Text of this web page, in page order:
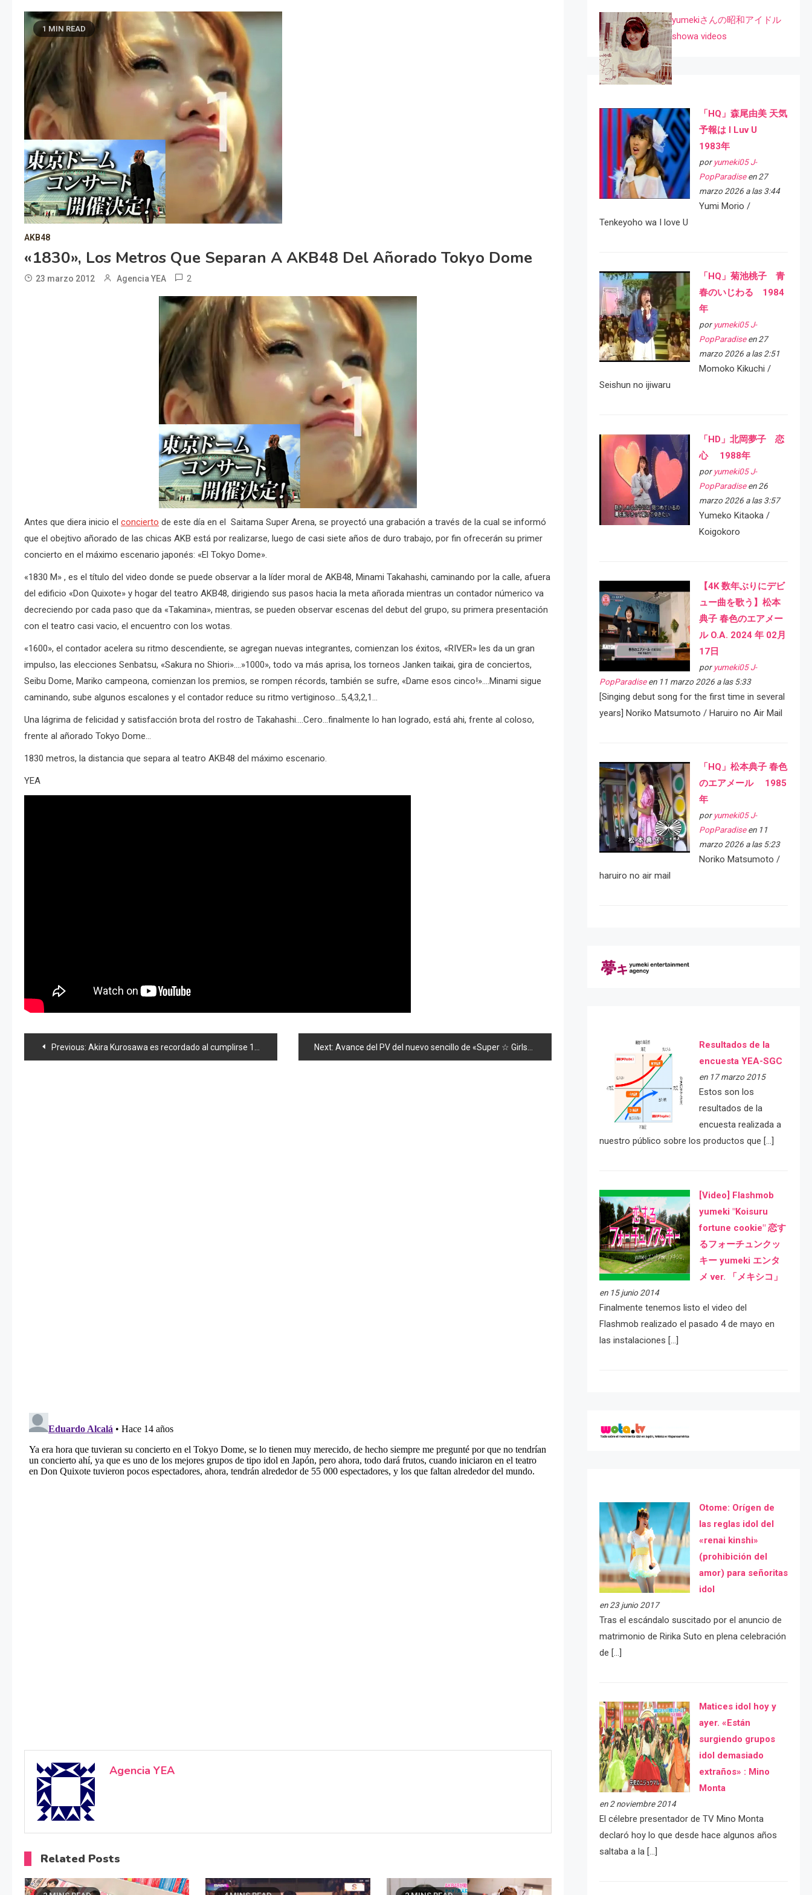
1 MIN READ
AKB48
«1830», Los Metros Que Separan A AKB48 Del Añorado Tokyo Dome
23 marzo 2012 Agencia YEA 2
Antes que diera inicio el concierto de este día en el Saitama Super Arena, se proyectó una grabación a través de la cual se informó
que el obejtivo añorado de las chicas AKB está por realizarse, luego de casi siete años de duro trabajo, por fin ofrecerán su primer
concierto en el máximo escenario japonés: «El Tokyo Dome».
«1830 M» , es el título del video donde se puede observar a la líder moral de AKB48, Minami Takahashi, caminando por la calle, afuera
del edificio «Don Quixote» y hogar del teatro AKB48, dirigiendo sus pasos hacia la meta añorada mientras un contador númerico va
decreciendo por cada paso que da «Takamina», mientras, se pueden observar escenas del debut del grupo, su primera presentación
con el teatro casi vacio, el encuentro con los wotas.
«1600», el contador acelera su ritmo descendiente, se agregan nuevas integrantes, comienzan los éxitos, «RIVER» les da un gran
impulso, las elecciones Senbatsu, «Sakura no Shiori»….»1000», todo va más aprisa, los torneos Janken taikai, gira de conciertos,
Seibu Dome, Mariko campeona, comienzan los premios, se rompen récords, también se sufre, «Dame esos cinco!»….Minami sigue
caminando, sube algunos escalones y el contador reduce su ritmo vertiginoso…5,4,3,2,1…
Una lágrima de felicidad y satisfacción brota del rostro de Takahashi….Cero…finalmente lo han logrado, está ahi, frente al coloso,
frente al añorado Tokyo Dome…
1830 metros, la distancia que separa al teatro AKB48 del máximo escenario.
YEA
Navegación
Previous: Akira Kurosawa es recordado al cumplirse 102 años de su nacimiento Next: Avance del PV del nuevo sencillo de «Super ☆ Girls»
Agencia YEA
Related Posts
yumekiさんの昭和アイドル
showa videos
「HQ」森尾由美 天気
予報は I Luv U
1983年
por yumeki05 J-
PopParadiseen 27
marzo 2026 a las 3:44
Yumi Morio /
Tenkeyoho wa I love U
「HQ」菊池桃子 青
春のいじわる 1984
年
por yumeki05 J-
PopParadiseen 27
marzo 2026 a las 2:51
Momoko Kikuchi /
Seishun no ijiwaru
「HD」北岡夢子 恋
心 1988年
por yumeki05 J-
PopParadiseen 26
marzo 2026 a las 3:57
Yumeko Kitaoka /
Koigokoro
【4K 数年ぶりにデビ
ュー曲を歌う】松本
典子 春色のエアメー
ル O.A. 2024 年 02月
17日
por yumeki05 J-
PopParadiseen 11 marzo 2026 a las 5:33
[Singing debut song for the first time in several
years] Noriko Matsumoto / Haruiro no Air Mail
「HQ」松本典子 春色
のエアメール 1985
年
por yumeki05 J-
PopParadiseen 11
marzo 2026 a las 5:23
Noriko Matsumoto /
haruiro no air mail
Resultados de la
encuesta YEA-SGC
en 17 marzo 2015
Estos son los
resultados de la
encuesta realizada a
nuestro público sobre los productos que […]
[Video] Flashmob
yumeki "Koisuru
fortune cookie" 恋す
るフォーチュンクッ
キー yumeki エンタ
メ ver. 「メキシコ」
en 15 junio 2014
Finalmente tenemos listo el video del
Flashmob realizado el pasado 4 de mayo en
las instalaciones […]
Otome: Orígen de
las reglas idol del
«renai kinshi»
(prohibición del
amor) para señoritas
idol
en 23 junio 2017
Tras el escándalo suscitado por el anuncio de
matrimonio de Ririka Suto en plena celebración
de […]
Matices idol hoy y
ayer. «Están
surgiendo grupos
idol demasiado
extraños» : Mino
Monta
en 2 noviembre 2014
El célebre presentador de TV Mino Monta
declaró hoy lo que desde hace algunos años
saltaba a la […]